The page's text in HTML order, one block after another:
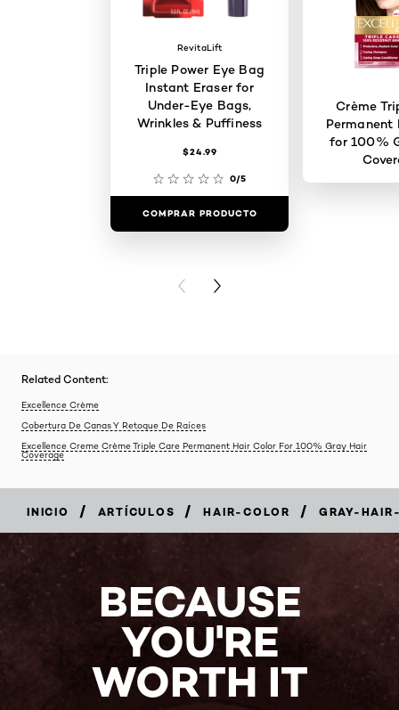
RevitaLift
Triple Power Eye Bag
Instant Eraser for
Under-Eye Bags,
Wrinkles & Puffiness
$24.99
0/5
COMPRAR PRODUCTO
Crème
Permanent
for 100%
PREVIOUS CARD
NEXT CARD
Related Content:
Excellence Crème
Cobertura De Canas Y Retoque De Raíces
Excellence Creme Crème Triple Care Permanent Hair Color For 100% Gray Hair
Coverage
INICIO / ARTÍCULOS / HAIR-COLOR / GRAY-
BECAUSE
YOU'RE
WORTH IT